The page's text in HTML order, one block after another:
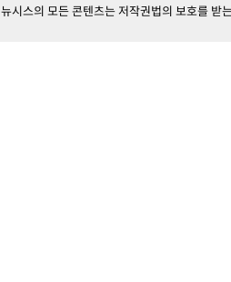
뉴시스의 모든 콘텐츠는 저작권법의 보호를